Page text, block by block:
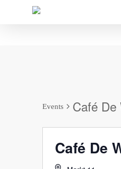
Events Café De
Café De